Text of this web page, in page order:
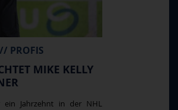
PROFIS
MIKE KELLY
ein Jahrzehnt in der NHL